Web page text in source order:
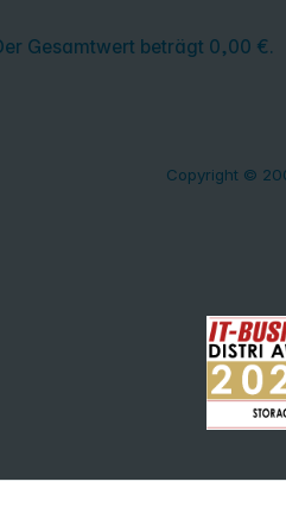
Gesamtwert beträgt 0,00 €.
Copyright ©